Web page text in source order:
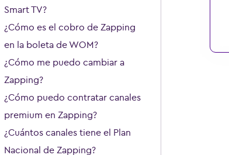
Smart TV?
¿Cómo es el cobro de Zapping
en la boleta de WOM?
¿Cómo me puedo cambiar a
Zapping?
¿Cómo puedo contratar canales
premium en Zapping?
¿Cuántos canales tiene el Plan
Nacional de Zapping?